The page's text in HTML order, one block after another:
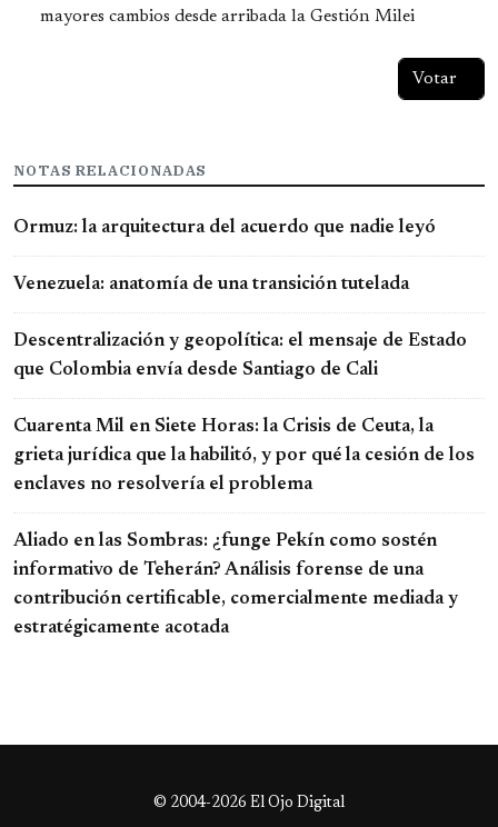
mayores cambios desde arribada la Gestión Milei
NOTAS RELACIONADAS
Ormuz: la arquitectura del acuerdo que nadie leyó
Venezuela: anatomía de una transición tutelada
Descentralización y geopolítica: el mensaje de Estado
que Colombia envía desde Santiago de Cali
Cuarenta Mil en Siete Horas: la Crisis de Ceuta, la
grieta jurídica que la habilitó, y por qué la cesión de los
enclaves no resolvería el problema
Aliado en las Sombras: ¿funge Pekín como sostén
informativo de Teherán? Análisis forense de una
contribución certificable, comercialmente mediada y
estratégicamente acotada
© 2004-2026 El Ojo Digital